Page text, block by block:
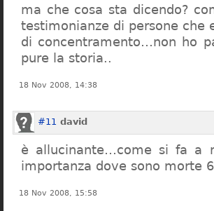
ma che cosa sta dicendo?
testimonianze di persone che
di concentramento…non ho
pure la storia..
18 Nov 2008, 14:38
#11 david
è allucinante…come si fa a
importanza dove sono morte
18 Nov 2008, 15:58